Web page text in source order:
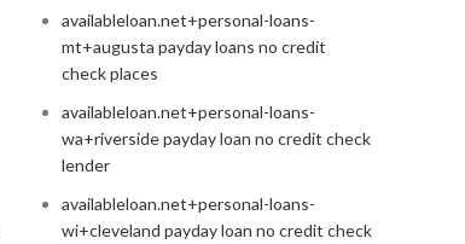
availableloan.net+personal-loans-
mt+augusta payday loans no credit
check places
availableloan.net+personal-loans-
wa+riverside payday loan no credit check
lender
availableloan.net+personal-loans-
wi+cleveland payday loan no credit check